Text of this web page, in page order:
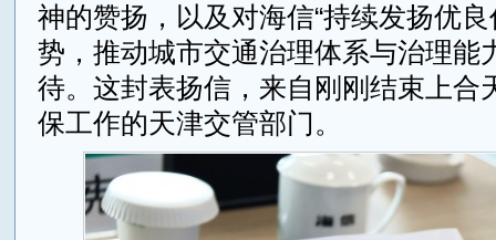
神的赞扬，以及对海信“持续发扬优
势，推动城市交通治理体系与治理能
待。这封表扬信，来自刚刚结束上合
保工作的天津交管部门。